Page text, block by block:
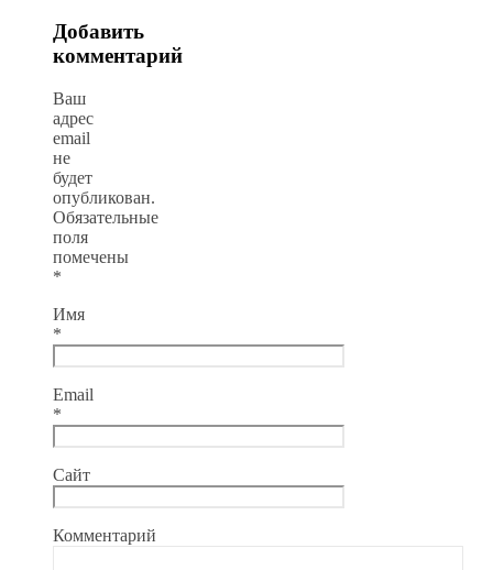
Добавить
комментарий
Ваш
адрес
email
не
будет
опубликован.
Обязательные
поля
помечены
*
Имя
*
Email
*
Сайт
Комментарий